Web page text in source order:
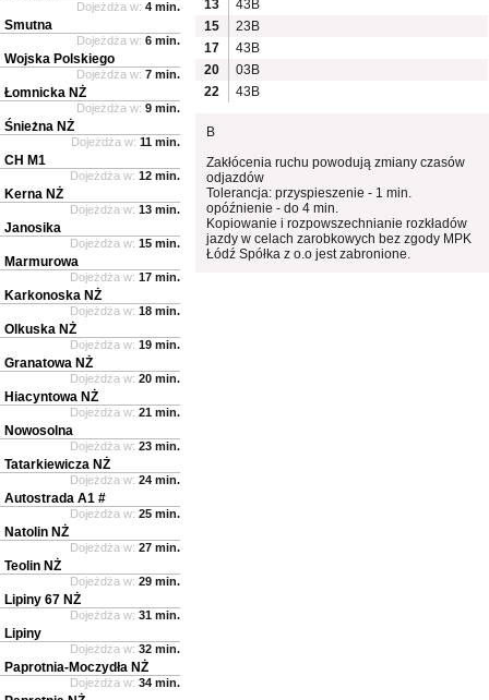
13
43B
15
23B
17
43B
20
03B
22
43B
B
Zakłócenia ruchu powodują zmiany czasów
odjazdów
Tolerancja: przyspieszenie - 1 min.
opóźnienie - do 4 min.
Kopiowanie i rozpowszechnianie rozkładów
jazdy w celach zarobkowych bez zgody MPK
Łódź Spółka z o.o jest zabronione.
Dojeżdża w: 4 min.
Smutna
Dojeżdża w: 6 min.
Wojska Polskiego
Dojeżdża w: 7 min.
Łomnicka NŻ
Dojeżdża w: 9 min.
Śnieżna NŻ
Dojeżdża w: 11 min.
CH M1
Dojeżdża w: 12 min.
Kerna NŻ
Dojeżdża w: 13 min.
Janosika
Dojeżdża w: 15 min.
Marmurowa
Dojeżdża w: 17 min.
Karkonoska NŻ
Dojeżdża w: 18 min.
Olkuska NŻ
Dojeżdża w: 19 min.
Granatowa NŻ
Dojeżdża w: 20 min.
Hiacyntowa NŻ
Dojeżdża w: 21 min.
Nowosolna
Dojeżdża w: 23 min.
Tatarkiewicza NŻ
Dojeżdża w: 24 min.
Autostrada A1 #
Dojeżdża w: 25 min.
Natolin NŻ
Dojeżdża w: 27 min.
Teolin NŻ
Dojeżdża w: 29 min.
Lipiny 67 NŻ
Dojeżdża w: 31 min.
Lipiny
Dojeżdża w: 32 min.
Paprotnia-Moczydła NŻ
Dojeżdża w: 34 min.